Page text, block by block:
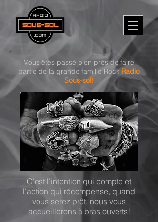
Vous êtes passé bien près de faire
partie de la grande famille Rock Radio
Sous-sol!
C'est l'intention qui compte et
l'action qui récompense, quand
vous serez prêt, nous vous
accueillerons à bras ouverts!